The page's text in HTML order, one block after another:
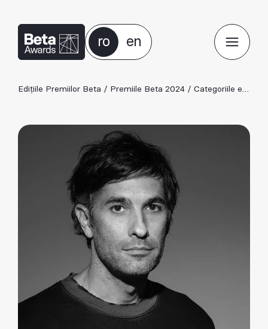
ro en
Edițiile Premiilor Beta / Premiile Beta 2024 / Categoriile ediției 2024